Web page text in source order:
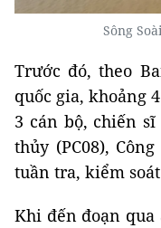
Sông
Trước đó, theo
quốc gia, khoảng
3 cán bộ, chiến
thủy (PC08),
tuần tra, kiểm
Khi đến đoạn